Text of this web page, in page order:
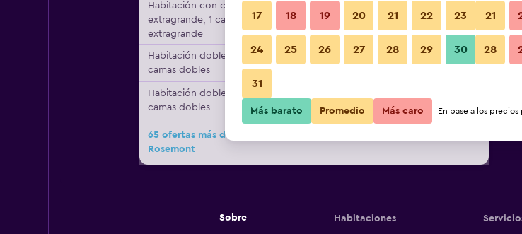
Habitación con cama
extragrande, 1 cama
extragrande
$90 Ver oferta
Habitación doble, 2
camas dobles
$98 Ver oferta
Habitación doble, 2
camas dobles
$103 Ver oferta
65 ofertas más de DoubleTree by Hilton Chicago O'Hare Airport -
Rosemont
Sobre Habitaciones
17 18 19 20 21 22 23
24 25 26 27 28 29 30
31
21
28
Más barato Promedio Más caro En base a los